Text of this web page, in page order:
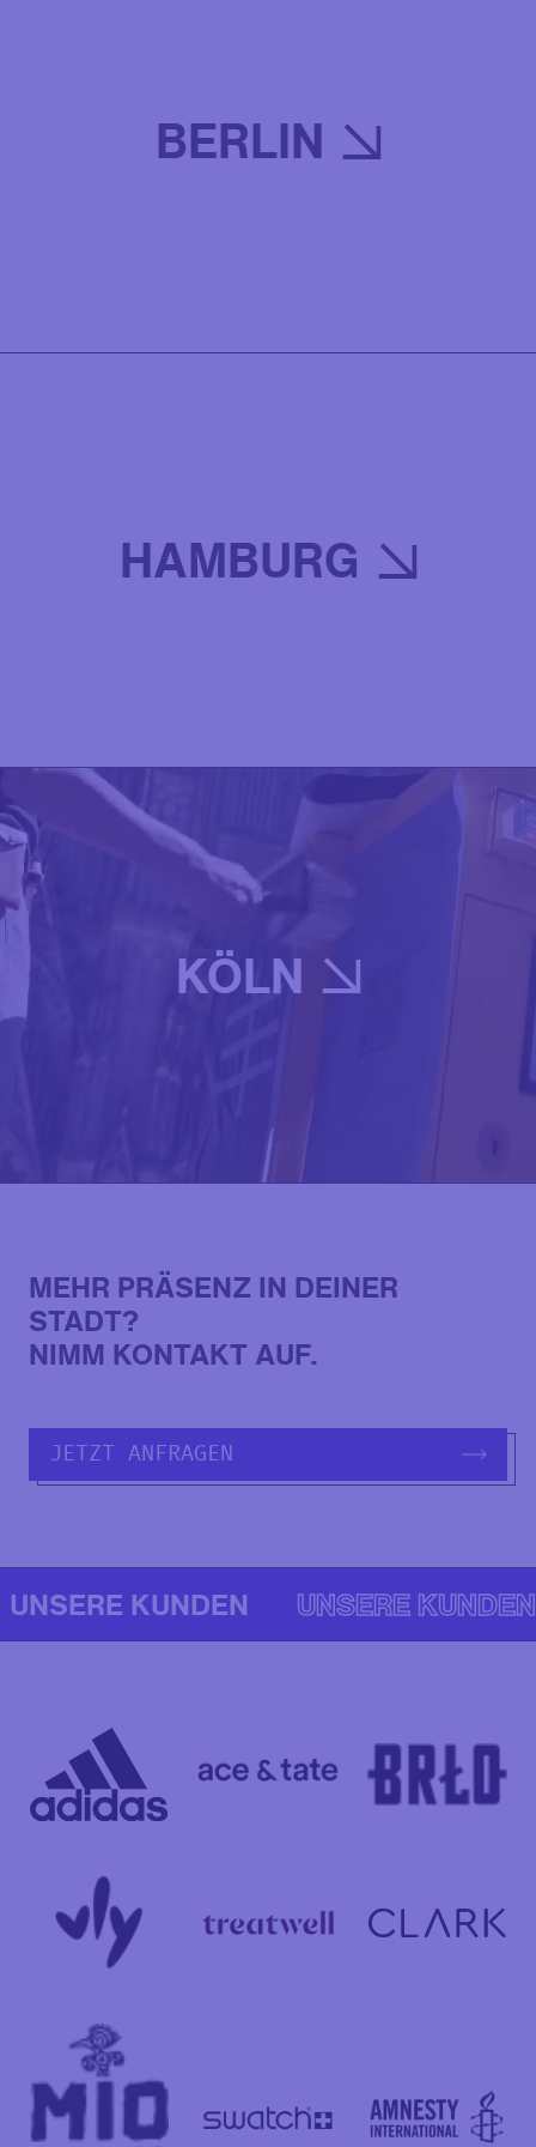
BERLIN
HAMBURG
KÖLN
MEHR PRÄSENZ IN DEINER
STADT?
NIMM KONTAKT AUF.
JETZT ANFRAGEN
UNSERE KUNDEN UNSERE KUNDEN